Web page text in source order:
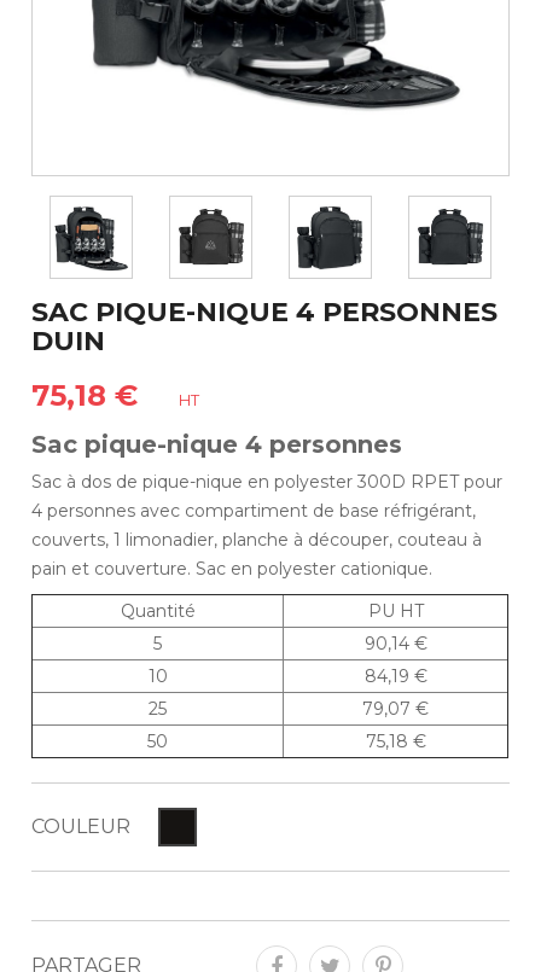
SAC PIQUE-NIQUE 4 PERSONNES
DUIN
75,18 € HT
Sac pique-nique 4 personnes
Sac à dos de pique-nique en polyester 300D RPET pour
4 personnes avec compartiment de base réfrigérant,
couverts, 1 limonadier, planche à découper, couteau à
pain et couverture. Sac en polyester cationique.
Quantité
PU HT
5
90,14 €
10
84,19 €
25
79,07 €
50
75,18 €
COULEUR
PARTAGER